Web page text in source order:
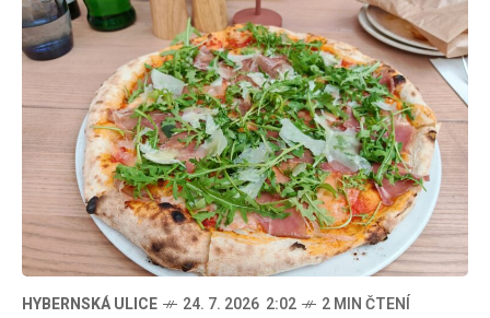
HYBERNSKÁ ULICE 24. 7. 2026 2:02 2 MIN ČTENÍ